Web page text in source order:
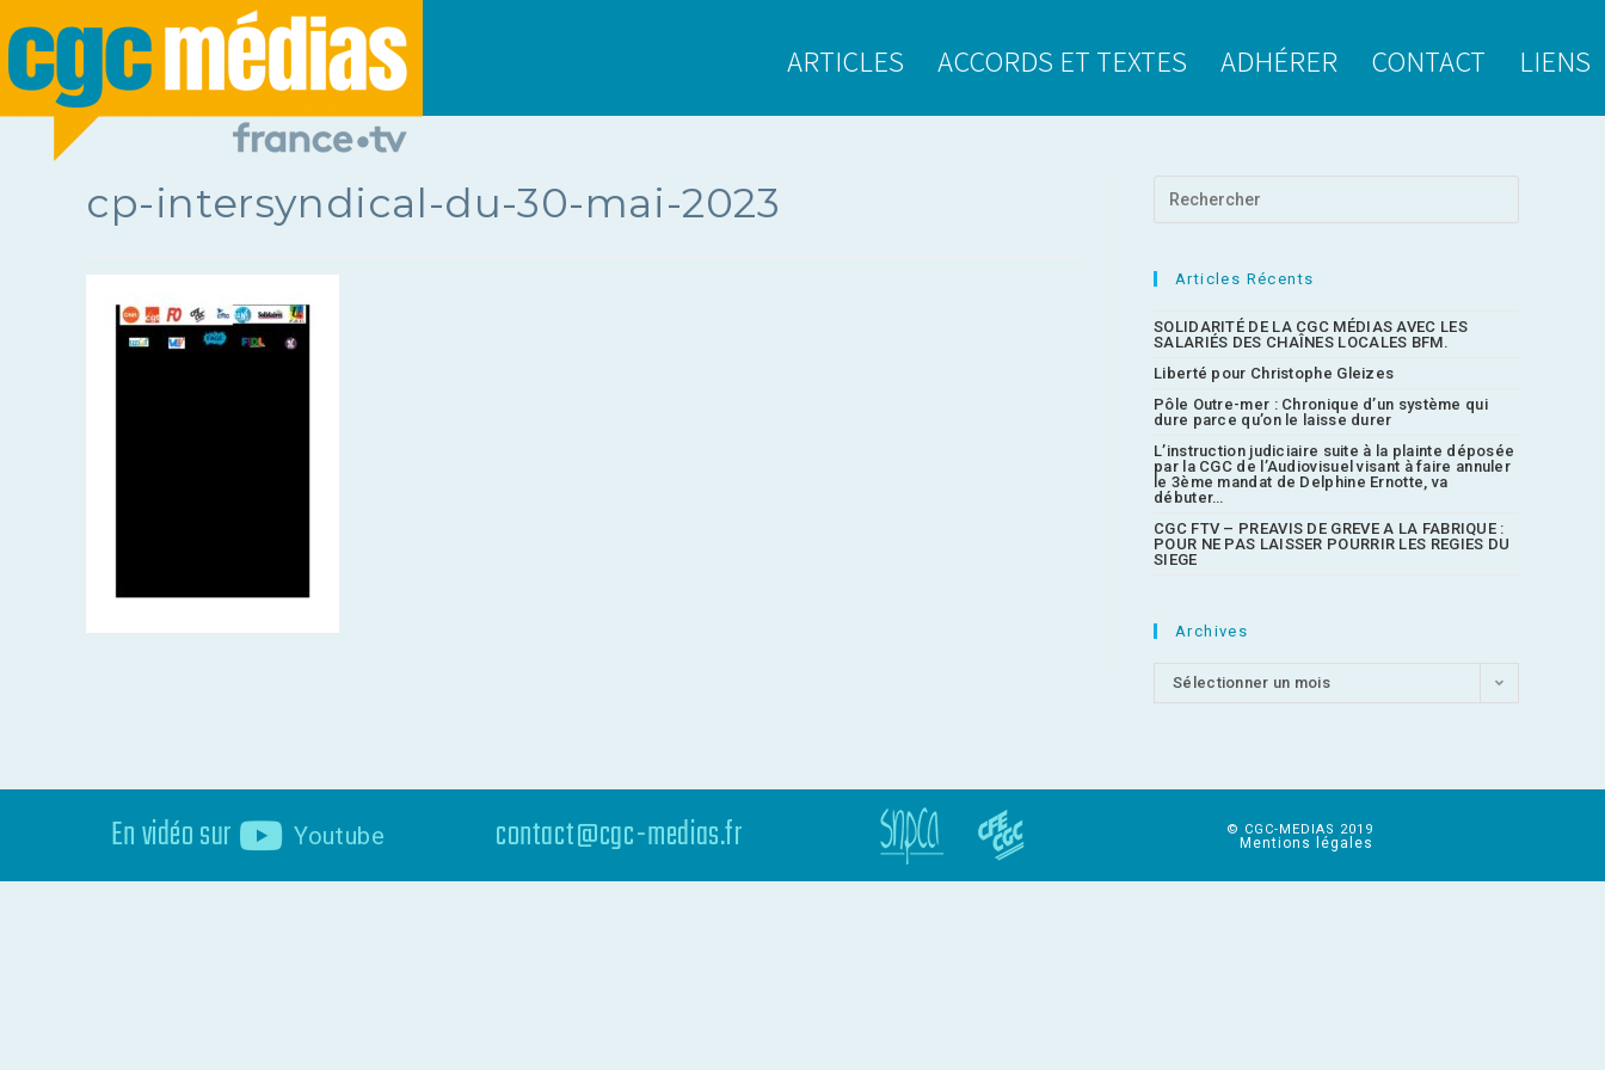
ARTICLES ACCORDS ET TEXTES ADHÉRER CONTACT LIENS
cp-intersyndical-du-30-mai-2023
Articles Récents
SOLIDARITÉ DE LA CGC MÉDIAS AVEC LES
SALARIÉS DES CHAÎNES LOCALES BFM.
Liberté pour Christophe Gleizes
Pôle Outre-mer : Chronique d’un système qui
dure parce qu’on le laisse durer
L’instruction judiciaire suite à la plainte déposée
par la CGC de l’Audiovisuel visant à faire annuler
le 3ème mandat de Delphine Ernotte, va
débuter…
CGC FTV – PREAVIS DE GREVE A LA FABRIQUE :
POUR NE PAS LAISSER POURRIR LES REGIES DU
SIEGE
Archives
Sélectionner un mois
En vidéo sur Youtube contact@cgc-medias.fr © CGC-MEDIAS 2019
Mentions légales